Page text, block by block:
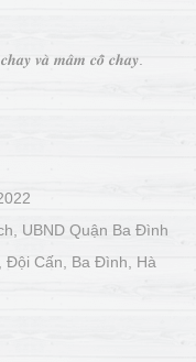
𝒗𝒂̀ 𝒎𝒂̂𝒎 𝒄𝒐̂̃ 𝒄𝒉𝒂𝒚.
UBND Quận Ba Đình
Đội Cấn, Ba Đình, Hà